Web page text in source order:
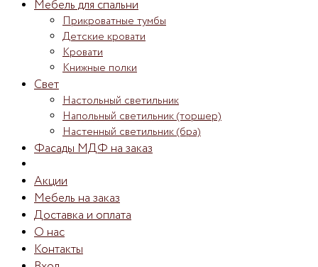
Мебель для спальни
Прикроватные тумбы
Детские кровати
Кровати
Книжные полки
Свет
Настольный светильник
Напольный светильник (торшер)
Настенный светильник (бра)
Фасады МДФ на заказ
Акции
Мебель на заказ
Доставка и оплата
О нас
Контакты